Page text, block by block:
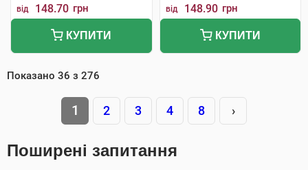
від 148.70 грн
КУПИТИ
від 148.90 грн
КУПИТИ
Показано 36 з 276
1 2 3 4 8 ›
Поширені запитання